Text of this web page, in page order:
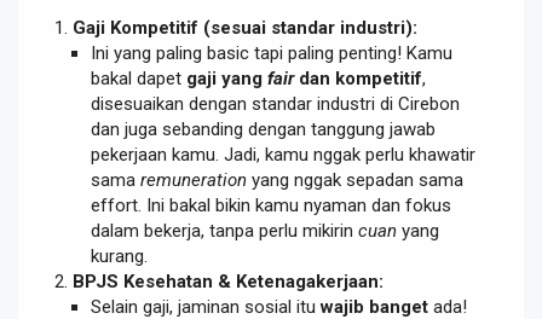
Gaji Kompetitif (sesuai standar industri):
Ini yang paling basic tapi paling penting! Kamu
bakal dapet gaji yang fairdan kompetitif,
disesuaikan dengan standar industri di Cirebon
dan juga sebanding dengan tanggung jawab
pekerjaan kamu. Jadi, kamu nggak perlu khawatir
sama remuneration yang nggak sepadan sama
effort. Ini bakal bikin kamu nyaman dan fokus
dalam bekerja, tanpa perlu mikirin cuan yang
kurang.
BPJS Kesehatan & Ketenagakerjaan:
Selain gaji, jaminan sosial ituwajib banget ada!